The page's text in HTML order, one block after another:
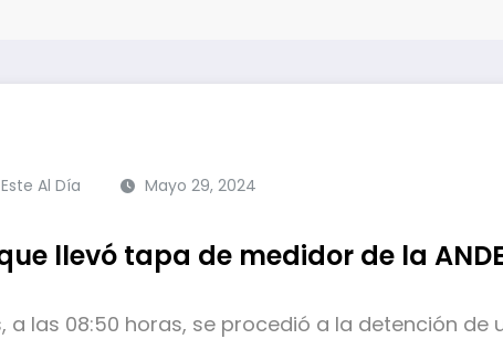
Este Al Día Mayo 29, 2024
llevó tapa de medidor de la
a las 08:50 horas, se procedió a la detención de